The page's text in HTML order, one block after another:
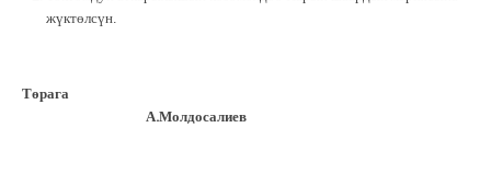
жүктөлсүн.
Төрага
А.Молдосалиев